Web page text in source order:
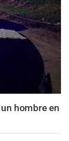
hombre en